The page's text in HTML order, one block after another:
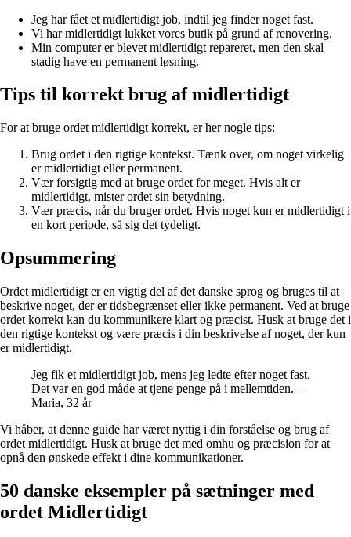
Jeg har fået et midlertidigt job, indtil jeg finder noget fast.
Vi har midlertidigt lukket vores butik på grund af renovering.
Min computer er blevet midlertidigt repareret, men den skal
stadig have en permanent løsning.
Tips til korrekt brug af midlertidigt
For at bruge ordet midlertidigt korrekt, er her nogle tips:
Brug ordet i den rigtige kontekst. Tænk over, om noget virkelig
er midlertidigt eller permanent.
Vær forsigtig med at bruge ordet for meget. Hvis alt er
midlertidigt, mister ordet sin betydning.
Vær præcis, når du bruger ordet. Hvis noget kun er midlertidigt i
en kort periode, så sig det tydeligt.
Opsummering
Ordet midlertidigt er en vigtig del af det danske sprog og bruges til at
beskrive noget, der er tidsbegrænset eller ikke permanent. Ved at bruge
ordet korrekt kan du kommunikere klart og præcist. Husk at bruge det i
den rigtige kontekst og være præcis i din beskrivelse af noget, der kun
er midlertidigt.
Jeg fik et midlertidigt job, mens jeg ledte efter noget fast.
Det var en god måde at tjene penge på i mellemtiden. –
Maria, 32 år
Vi håber, at denne guide har været nyttig i din forståelse og brug af
ordet midlertidigt. Husk at bruge det med omhu og præcision for at
opnå den ønskede effekt i dine kommunikationer.
50 danske eksempler på sætninger med
ordet Midlertidigt